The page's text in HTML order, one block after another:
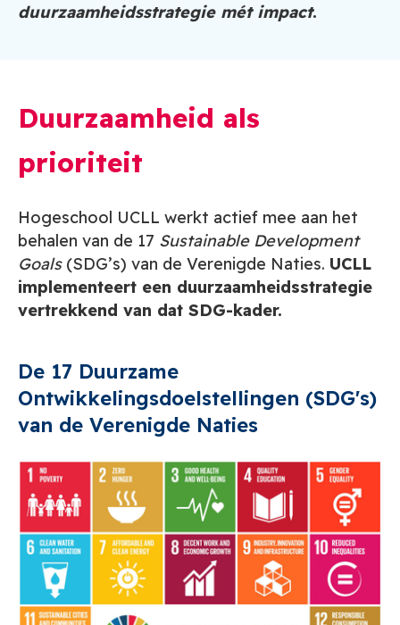
duurzaamheidsstrategie mét impact.
Duurzaamheid als
prioriteit
Hogeschool UCLL werkt actief mee aan het
behalen van de 17 Sustainable Development
Goals(SDG’s) van de Verenigde Naties. UCLL
implementeert een duurzaamheidsstrategie
vertrekkend van dat SDG-kader.
De 17 Duurzame
Ontwikkelingsdoelstellingen (SDG's)
van de Verenigde Naties